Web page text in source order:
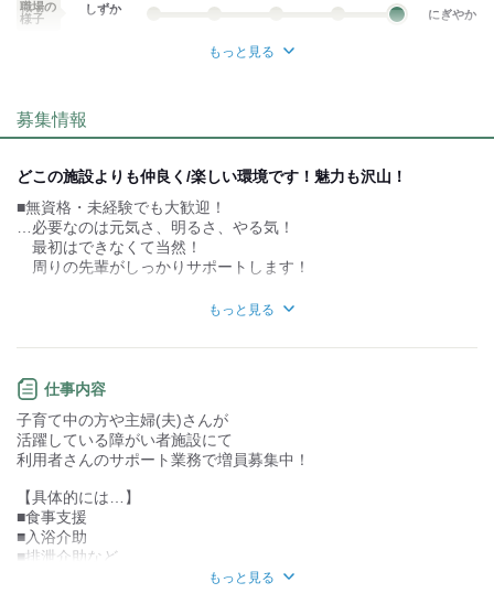
職場の
様子
しずか にぎやか
個性が生かせる
デスクワーク 立ち仕事
お客様との対話が
少ない
力仕事が少ない
もっと見る
募集情報
どこの施設よりも仲良く/楽しい環境です！魅力も沢山！
■無資格・未経験でも大歓迎！
…必要なのは元気さ、明るさ、やる気！
最初はできなくて当然！
周りの先輩がしっかりサポートします！
目指すあなたを全力応援！
■充実の研修制度＆教育制度
…スタートからその後まで、
研修スケジュールもしっかり
用意しています。
みたいなことは無いので
未経験でも安心です♪
■制服貸与
もっと見る
仕事内容
子育て中の方や主婦(夫)さんが
活躍している障がい者施設にて
利用者さんのサポート業務で増員募集中！
【具体的には…】
■食事支援
■入浴介助
■排泄介助など
もっと見る